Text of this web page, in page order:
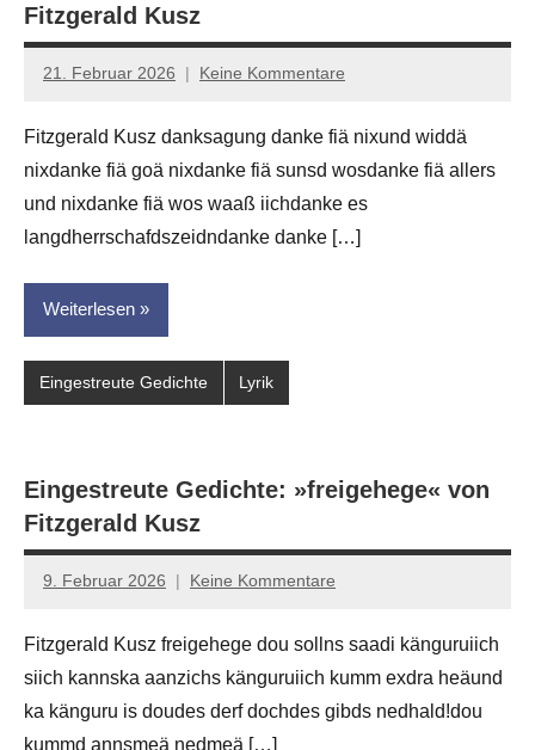
Fitzgerald Kusz
21. Februar 2026
Jan-
Hornauer
für
dasgedichtblog
Keine Kommentare
Fitzgerald Kusz danksagung danke fiä nixund widdä
nixdanke fiä goä nixdanke fiä sunsd wosdanke fiä allers
und nixdanke fiä wos waaß iichdanke es
langdherrschafdszeidndanke danke […]
Weiterlesen
Eingestreute Gedichte Lyrik
Eingestreute Gedichte: »freigehege« von
Fitzgerald Kusz
9. Februar 2026
Jan-
Hornauer
für
dasgedichtblog
Keine Kommentare
Fitzgerald Kusz freigehege dou sollns saadi känguruiich
siich kannska aanzichs känguruiich kumm exdra heäund
ka känguru is doudes derf dochdes gibds nedhald!dou
kummd annsmeä nedmeä […]